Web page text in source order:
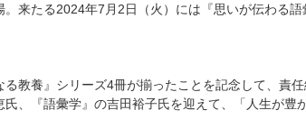
来たる2024年7月2日（火）には『思いが伝わる語
る教養』シリーズ4冊が揃ったことを記念して、
氏、『語彙学』の吉田裕子氏を迎えて、「人生が